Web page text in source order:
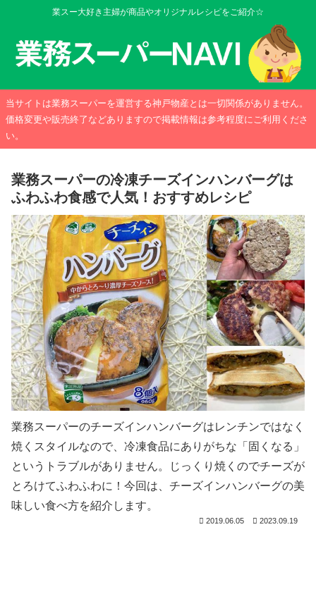
業スー大好き主婦が商品やオリジナルレシピをご紹介☆
当サイトは業務スーパーを運営する神戸物産とは一切関係がありません。
価格変更や販売終了などありますので掲載情報は参考程度にご利用くださ
い。
業務スーパーの冷凍チーズインハンバーグは
ふわふわ食感で人気！おすすめレシピ
業務スーパーのチーズインハンバーグはレンチンではなく
焼くスタイルなので、冷凍食品にありがちな「固くなる」
というトラブルがありません。じっくり焼くのでチーズが
とろけてふわふわに！今回は、チーズインハンバーグの美
味しい食べ方を紹介します。
2019.06.05 2023.09.19